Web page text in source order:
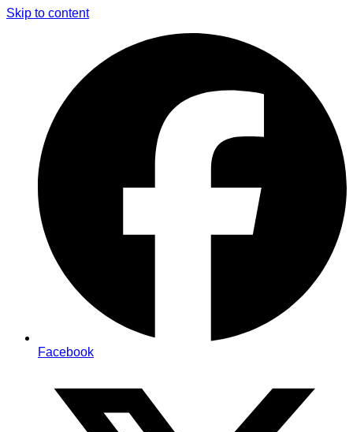
Skip to content
Facebook